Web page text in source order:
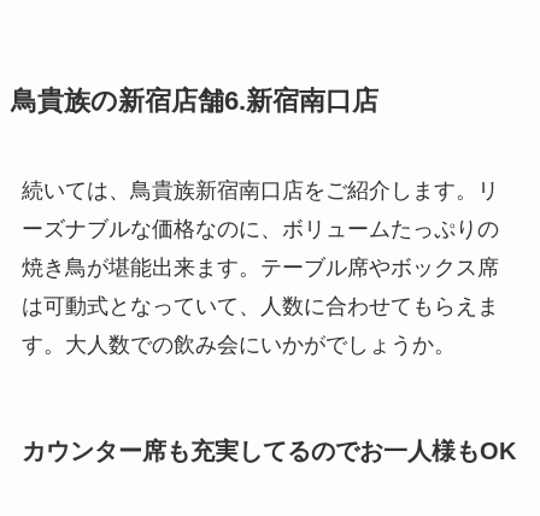
鳥貴族の新宿店舗6.新宿南口店
続いては、鳥貴族新宿南口店をご紹介します。リ
ーズナブルな価格なのに、ボリュームたっぷりの
焼き鳥が堪能出来ます。テーブル席やボックス席
は可動式となっていて、人数に合わせてもらえま
す。大人数での飲み会にいかがでしょうか。
カウンター席も充実してるのでお一人様もOK